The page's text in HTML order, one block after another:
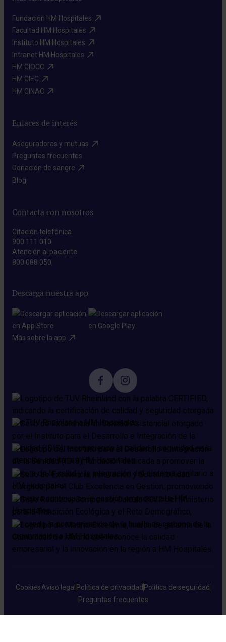
Fundación HM Hospitales​
Facultad HM Hospitales​
Instituto HM Hospitales​
Intranet HM Hospitales​
HM CIOCC​
HM CIEC​
HM CINAC​
Enlaces de interés
Aseguradoras y mutuas​
Preguntas frecuentes​
Donación de sangre​
Blog​
Contacta con nosotros
Citación telefónica
900 111 010
Atención al paciente
800 088 050
Descarga nuestra app
Más sobre la app​
CookiesAviso legal Política de privacidad Política de seguridad
Preguntas frecuentes